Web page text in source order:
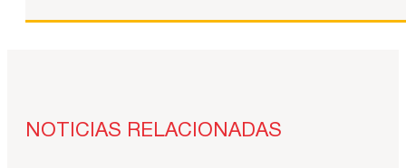
NOTICIAS RELACIONADAS